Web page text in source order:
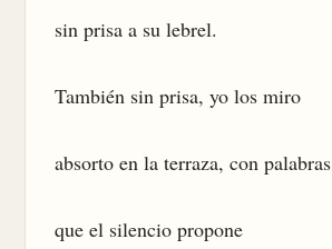
sin prisa a su lebrel.
También sin prisa, yo los miro
absorto en la terraza, con palabras
que el silencio propone